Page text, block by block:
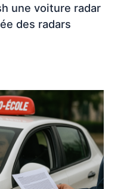
une voiture radar
des radars